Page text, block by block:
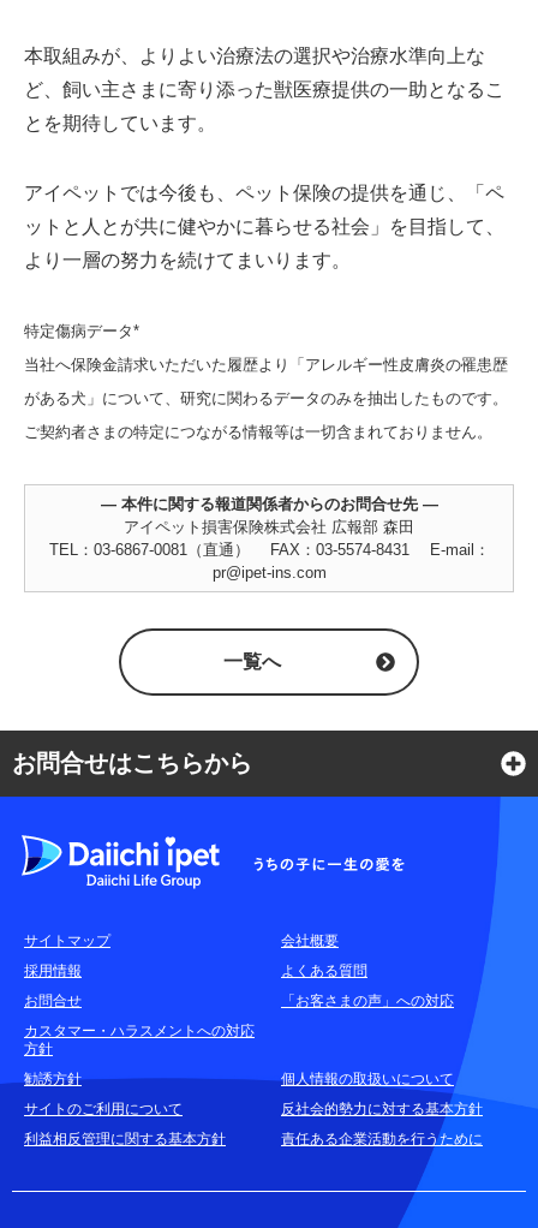
本取組みが、よりよい治療法の選択や治療水準向上な
ど、飼い主さまに寄り添った獣医療提供の一助となるこ
とを期待しています。
アイペットでは今後も、ペット保険の提供を通じ、「ペ
ットと人とが共に健やかに暮らせる社会」を目指して、
より一層の努力を続けてまいります。
特定傷病データ*
当社へ保険金請求いただいた履歴より「アレルギー性皮膚炎の罹患歴
がある犬」について、研究に関わるデータのみを抽出したものです。
ご契約者さまの特定につながる情報等は一切含まれておりません。
― 本件に関する報道関係者からのお問合せ先 ―
アイペット損害保険株式会社 広報部 森田
TEL：03-6867-0081（直通） FAX：03-5574-8431 E-mail：
pr@ipet-ins.com
一覧へ
お問合せはこちらから
各種お問合せ窓口
耳や言葉の不自由なお客さまのお問合せ窓口
お申込みをご検討中のお客さま
(商品に関するお問合せ・資料請求)
資料請求はこちら
サイトマップ
会社概要
採用情報
よくある質問
お問合せ
「お客さまの声」への対応
カスタマー・ハラスメントへの対応
方針
勧誘方針
個人情報の取扱いについて
サイトのご利用について
反社会的勢力に対する基本方針
利益相反管理に関する基本方針
責任ある企業活動を行うために